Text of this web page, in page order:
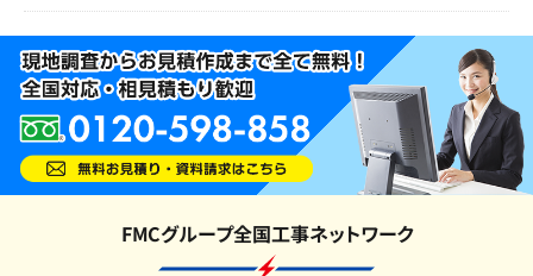
FMCグループ全国工事ネットワーク